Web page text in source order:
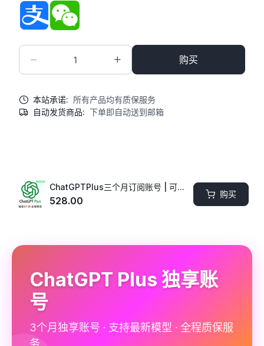
支付宝
购买
本站承诺: 所有产品均有质保服务
自动发货商品: 下单即自动送到邮箱
ChatGPTPlus三个月订阅账号 | 可长期稳定使用 | 全程售后保障
528.00
购买
商品描述
ChatGPT Plus 独享账
号
3个月独享账号 · 支持最新模型 · 全程质保服
务